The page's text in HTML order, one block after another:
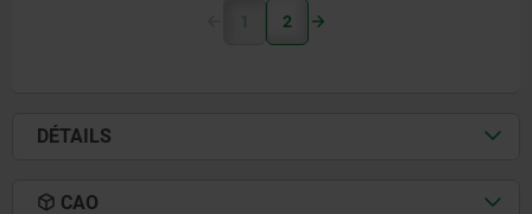
1 2
DÉTAILS
CAO